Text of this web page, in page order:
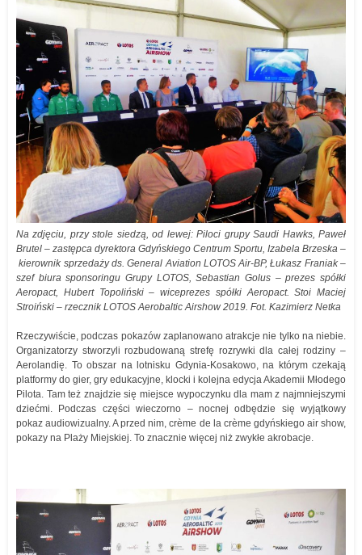
Na zdjęciu, przy stole siedzą, od lewej: Piloci grupy Saudi Hawks, Paweł
Brutel – zastępca dyrektora Gdyńskiego Centrum Sportu, Izabela Brzeska –
kierownik sprzedaży ds. General Aviation LOTOS Air-BP, Łukasz Franiak –
szef biura sponsoringu Grupy LOTOS, Sebastian Golus – prezes spółki
Aeropact, Hubert Topoliński – wiceprezes spółki Aeropact. Stoi Maciej
Stroiński – rzecznik LOTOS Aerobaltic Airshow 2019. Fot. Kazimierz Netka
Rzeczywiście, podczas pokazów zaplanowano atrakcje nie tylko na niebie.
Organizatorzy stworzyli rozbudowaną strefę rozrywki dla całej rodziny –
Aerolandię. To obszar na lotnisku Gdynia-Kosakowo, na którym czekają
platformy do gier, gry edukacyjne, klocki i kolejna edycja Akademii Młodego
Pilota. Tam też znajdzie się miejsce wypoczynku dla mam z najmniejszymi
dziećmi. Podczas części wieczorno – nocnej odbędzie się wyjątkowy
pokaz audiowizualny. A przed nim, crème de la crème gdyńskiego air show,
pokazy na Plaży Miejskiej. To znacznie więcej niż zwykłe akrobacje.